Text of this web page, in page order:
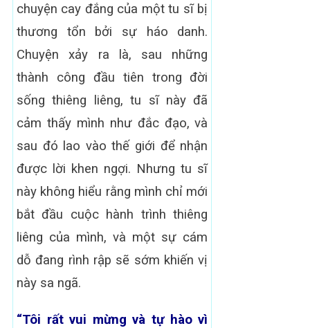
chuyện cay đắng của một tu sĩ bị
thương tổn bởi sự háo danh.
Chuyện xảy ra là, sau những
thành công đầu tiên trong đời
sống thiêng liêng, tu sĩ này đã
cảm thấy mình như đắc đạo, và
sau đó lao vào thế giới để nhận
được lời khen ngợi. Nhưng tu sĩ
này không hiểu rằng mình chỉ mới
bắt đầu cuộc hành trình thiêng
liêng của mình, và một sự cám
dỗ đang rình rập sẽ sớm khiến vị
này sa ngã.
“Tôi rất vui mừng và tự hào vì